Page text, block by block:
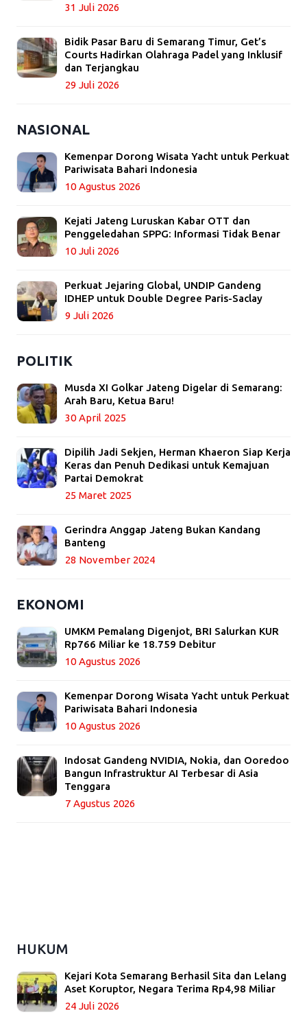
31 Juli 2026
Bidik Pasar Baru di Semarang Timur, Get’s
Courts Hadirkan Olahraga Padel yang Inklusif
dan Terjangkau
29 Juli 2026
NASIONAL
Kemenpar Dorong Wisata Yacht untuk Perkuat
Pariwisata Bahari Indonesia
10 Agustus 2026
Kejati Jateng Luruskan Kabar OTT dan
Penggeledahan SPPG: Informasi Tidak Benar
10 Juli 2026
Perkuat Jejaring Global, UNDIP Gandeng
IDHEP untuk Double Degree Paris-Saclay
9 Juli 2026
POLITIK
Musda XI Golkar Jateng Digelar di Semarang:
Arah Baru, Ketua Baru!
30 April 2025
Dipilih Jadi Sekjen, Herman Khaeron Siap Kerja
Keras dan Penuh Dedikasi untuk Kemajuan
Partai Demokrat
25 Maret 2025
Gerindra Anggap Jateng Bukan Kandang
Banteng
28 November 2024
EKONOMI
UMKM Pemalang Digenjot, BRI Salurkan KUR
Rp766 Miliar ke 18.759 Debitur
10 Agustus 2026
Kemenpar Dorong Wisata Yacht untuk Perkuat
Pariwisata Bahari Indonesia
10 Agustus 2026
Indosat Gandeng NVIDIA, Nokia, dan Ooredoo
Bangun Infrastruktur AI Terbesar di Asia
Tenggara
7 Agustus 2026
HUKUM
Kejari Kota Semarang Berhasil Sita dan Lelang
Aset Koruptor, Negara Terima Rp4,98 Miliar
24 Juli 2026